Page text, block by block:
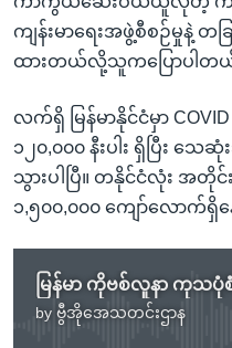
ကျန်းမာရေးအဖွဲ့စီစဉ်မှုနဲ့ တ
ထားတယ်လို့သူကပြောပါတ
လက်ရှိ မြန်မာနိုင်ငံမှာ
၁၂၀,၀၀၀ နီးပါး ရှိပြီး သေဆုံ
သွားပါပြီ။ တနိုင်ငံလုံး အတို
၁,၅၀၀,၀၀၀ ကျော်လောက်ရှိ
by ဗွီအိုအေသတင်းဌာန
No media